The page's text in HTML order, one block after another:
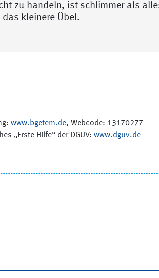
zu handeln, ist schlimmer als
das kleinere Übel.
www.bgetem.de, Webcode: 13170277
„Erste Hilfe“ der DGUV: www.dguv.de